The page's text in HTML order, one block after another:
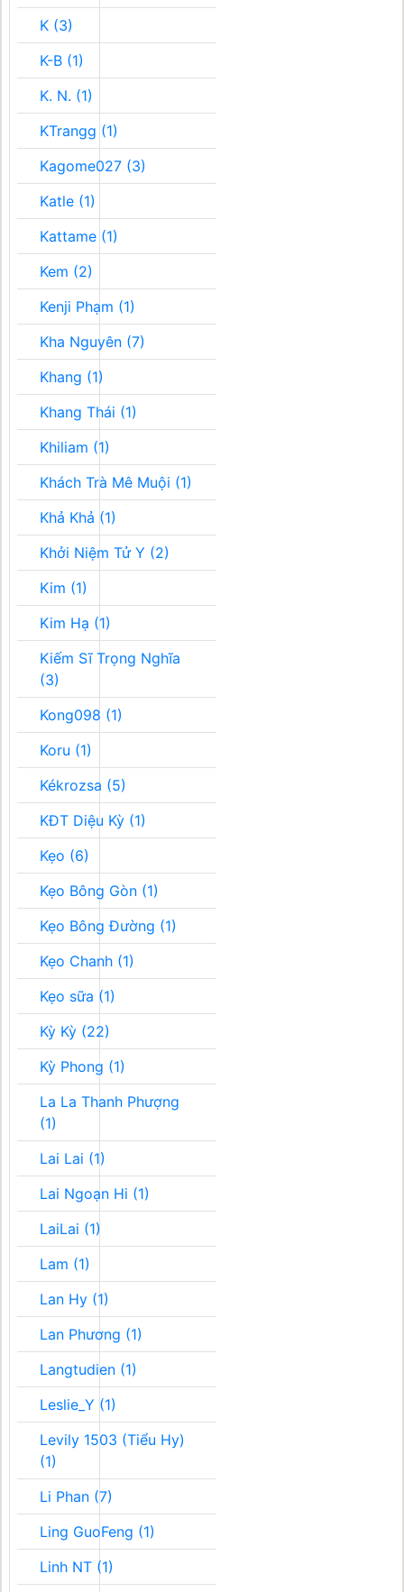
K (3)
K-B (1)
K. N. (1)
KTrangg (1)
Kagome027 (3)
Katle (1)
Kattame (1)
Kem (2)
Kenji Phạm (1)
Kha Nguyên (7)
Khang (1)
Khang Thái (1)
Khiliam (1)
Khách Trà Mê Muội (1)
Khả Khả (1)
Khởi Niệm Tử Y (2)
Kim (1)
Kim Hạ (1)
Kiếm Sĩ Trọng Nghĩa
(3)
Kong098 (1)
Koru (1)
Kékrozsa (5)
KĐT Diệu Kỳ (1)
Kẹo (6)
Kẹo Bông Gòn (1)
Kẹo Bông Đường (1)
Kẹo Chanh (1)
Kẹo sữa (1)
Kỳ Kỳ (22)
Kỳ Phong (1)
La La Thanh Phượng
(1)
Lai Lai (1)
Lai Ngoạn Hi (1)
LaiLai (1)
Lam (1)
Lan Hy (1)
Lan Phương (1)
Langtudien (1)
Leslie_Y (1)
Levily 1503 (Tiểu Hy)
(1)
Li Phan (7)
Ling GuoFeng (1)
Linh NT (1)